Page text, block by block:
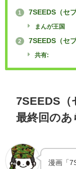
1 7SEEDS（セ
まんが王国
2 7SEEDS（セ
共有:
7SEEDS（
最終回のあ
漫画「